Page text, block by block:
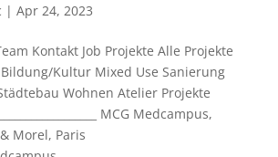
| Apr 24, 2023
Kontakt Job Projekte Alle Projekte
Kultur Mixed Use Sanierung
Wohnen Atelier Projekte
MCG Medcampus,
Morel, Paris